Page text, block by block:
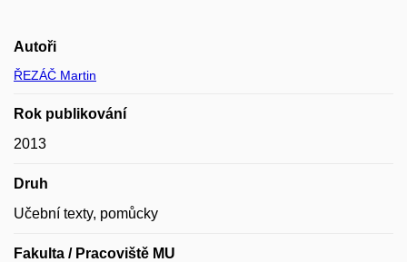
Autoři
ŘEZÁČ Martin
Rok publikování
2013
Druh
Učební texty, pomůcky
Fakulta / Pracoviště MU